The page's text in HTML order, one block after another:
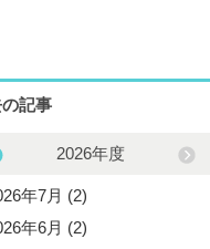
記事
2026年度
年7月 (2)
年6月 (2)